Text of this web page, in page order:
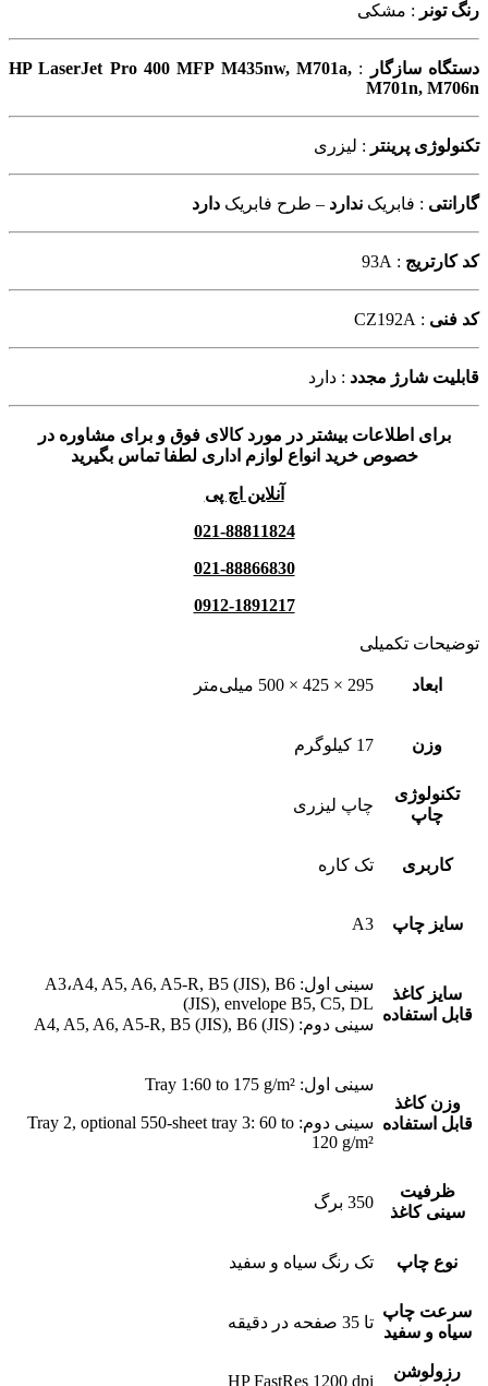
رنگ تونر : مشکی
دستگاه سازگار :
HP LaserJet Pro 400 MFP M435nw, M701a,
M701n, M706n
تکنولوژی پرینتر : لیزری
گارانتی : فابریک ندارد – طرح فابریک دارد
کد کارتریج : 93A
کد فنی : CZ192A
قابلیت شارژ مجدد : دارد
برای اطلاعات بیشتر در مورد کالای فوق و برای مشاوره در
خصوص خرید انواع لوازم اداری لطفا تماس بگیرید
آنلاین اچ پی
021-88811824
021-88866830
0912-1891217
توضیحات تکمیلی
ابعاد 295 × 425 × 500 میلی‌متر
وزن 17 کیلوگرم
تکنولوژی
چاپ
چاپ لیزری
کاربری تک کاره
سایز چاپ A3
سایز کاغذ
قابل استفاده
سینی اول: A3،A4, A5, A6, A5-R, B5 (JIS), B6
(JIS), envelope B5, C5, DL
سینی دوم: A4, A5, A6, A5-R, B5 (JIS), B6 (JIS)
وزن کاغذ
قابل استفاده
سینی اول: Tray 1:60 to 175 g/m²
سینی دوم: Tray 2, optional 550-sheet tray 3: 60 to
120 g/m²
ظرفیت
سینی کاغذ
350 برگ
نوع چاپ تک رنگ سیاه و سفید
سرعت چاپ
سیاه و سفید
تا 35 صفحه در دقیقه
رزولوشن
HP FastRes 1200 dpi